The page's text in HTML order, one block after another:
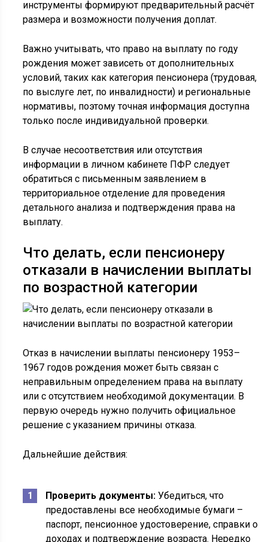
инструменты формируют предварительный расчёт
размера и возможности получения доплат.
Важно учитывать, что право на выплату по году
рождения может зависеть от дополнительных
условий, таких как категория пенсионера (трудовая,
по выслуге лет, по инвалидности) и региональные
нормативы, поэтому точная информация доступна
только после индивидуальной проверки.
В случае несоответствия или отсутствия
информации в личном кабинете ПФР следует
обратиться с письменным заявлением в
территориальное отделение для проведения
детального анализа и подтверждения права на
выплату.
Что делать, если пенсионеру
отказали в начислении выплаты
по возрастной категории
Отказ в начислении выплаты пенсионеру 1953–
1967 годов рождения может быть связан с
неправильным определением права на выплату
или с отсутствием необходимой документации. В
первую очередь нужно получить официальное
решение с указанием причины отказа.
Дальнейшие действия:
Проверить документы: Убедиться, что
предоставлены все необходимые бумаги –
паспорт, пенсионное удостоверение, справки о
доходах и подтверждение возраста. Нередко